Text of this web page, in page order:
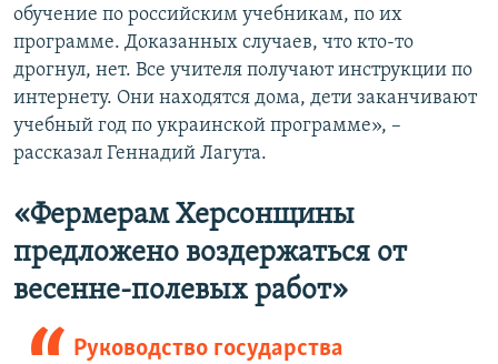
обучение по российским учебникам, по их
программе. Доказанных случаев, что кто-то
дрогнул, нет. Все учителя получают инструкции по
интернету. Они находятся дома, дети заканчивают
учебный год по украинской программе», –
рассказал Геннадий Лагута.
«Фермерам Херсонщины
предложено воздержаться от
весенне-полевых работ»
Руководство государства